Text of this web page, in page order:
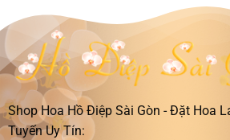
Shop Hoa Hồ Điệp Sài Gòn - Đặt Hoa
Tuyến Uy Tín: